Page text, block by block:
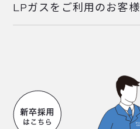
LPガスをご利用のお客様